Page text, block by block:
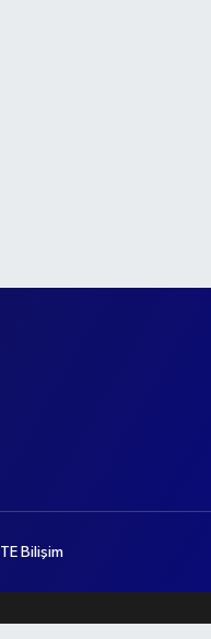
TE Bilişim